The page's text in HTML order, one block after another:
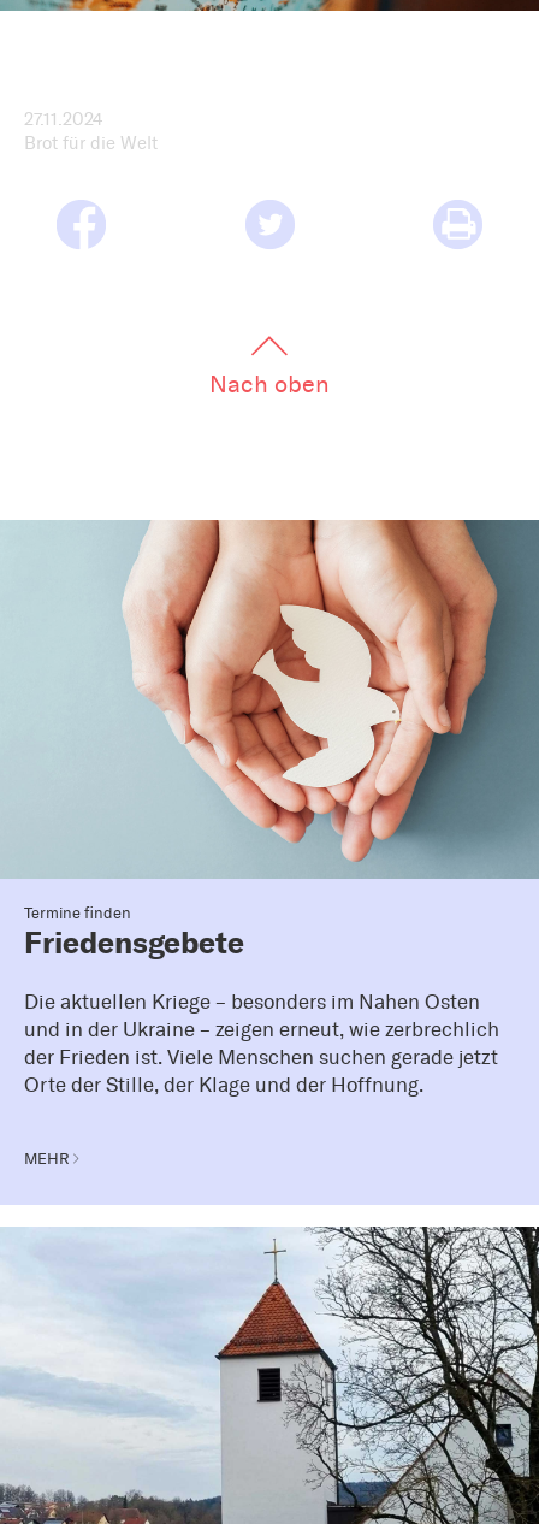
27.11.2024
Brot für die Welt
Nach oben
Termine finden
Friedensgebete
Die aktuellen Kriege – besonders im Nahen Osten
und in der Ukraine – zeigen erneut, wie zerbrechlich
der Frieden ist. Viele Menschen suchen gerade jetzt
Orte der Stille, der Klage und der Hoffnung.
MEHR